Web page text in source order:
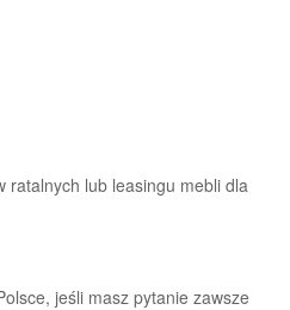
ratalnych lub leasingu mebli dla
jeśli masz pytanie zawsze